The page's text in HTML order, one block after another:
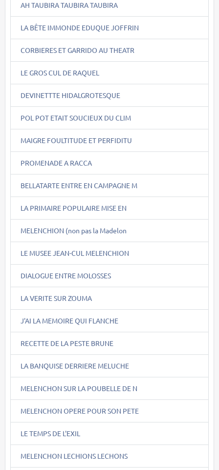
AH TAUBIRA TAUBIRA TAUBIRA
LA BÊTE IMMONDE EDUQUE JOFFRIN
CORBIERES ET GARRIDO AU THEATR
LE GROS CUL DE RAQUEL
DEVINETTTE HIDALGROTESQUE
POL POT ETAIT SOUCIEUX DU CLIM
MAIGRE FOULTITUDE ET PERFIDITU
PROMENADE A RACCA
BELLATARTE ENTRE EN CAMPAGNE M
LA PRIMAIRE POPULAIRE MISE EN
MELENCHION (non pas la Madelon
LE MUSEE JEAN-CUL MELENCHION
DIALOGUE ENTRE MOLOSSES
LA VERITE SUR ZOUMA
J'AI LA MEMOIRE QUI FLANCHE
RECETTE DE LA PESTE BRUNE
LA BANQUISE DERRIERE MELUCHE
MELENCHON SUR LA POUBELLE DE N
MELENCHON OPERE POUR SON PETE
LE TEMPS DE L'EXIL
MELENCHON LECHIONS LECHONS